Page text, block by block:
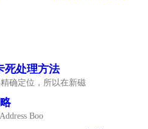
死处理方法
确定位，所以在新磁
Boo